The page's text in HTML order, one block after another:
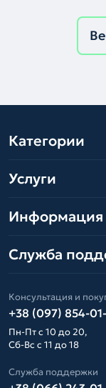
Категории
Услуги
Информация
Служба
Консультация и
+38 (097) 854-
Пн-Пт с 10 до 20,
Сб-Вс с 11 до 18
Служба поддержки